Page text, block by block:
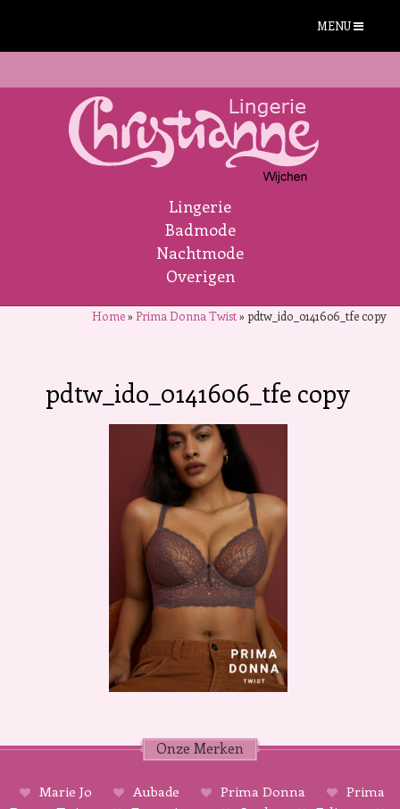
MENU
Lingerie
Badmode
Nachtmode
Overigen
Home»Prima Donna Twist» pdtw_ido_0141606_tfe copy
pdtw_ido_0141606_tfe copy
Onze Merken
Marie Jo Aubade Prima Donna
Prima